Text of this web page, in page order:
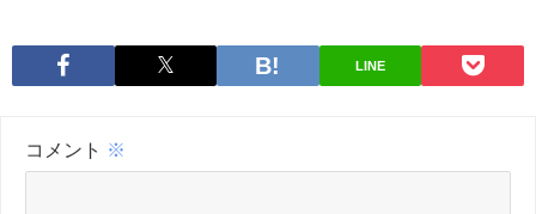
LINE
コメント ※